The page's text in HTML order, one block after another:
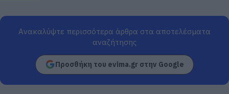
Ανακαλύψτε περισσότερα άρθρα στα αποτελέσματα
αναζήτησης
Προσθήκη του evima.gr στην Google